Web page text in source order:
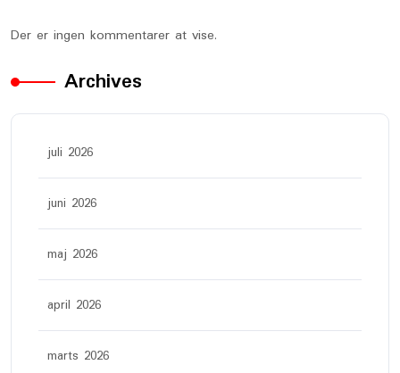
Der er ingen kommentarer at vise.
Archives
juli 2026
juni 2026
maj 2026
april 2026
marts 2026